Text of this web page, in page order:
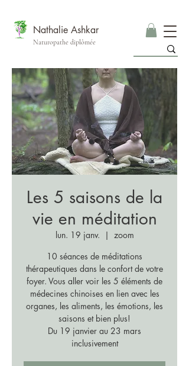
Nathalie Ashkar
Naturopathe diplômée
Les 5 saisons de la
vie en méditation
lun. 19 janv.
  |
zoom
10 séances de méditations
thérapeutiques dans le confort de votre
foyer. Vous aller voir les 5 éléments de
médecines chinoises en lien avec les
organes, les aliments, les émotions, les
saisons et bien plus!
Du 19 janvier au 23 mars
inclusivement